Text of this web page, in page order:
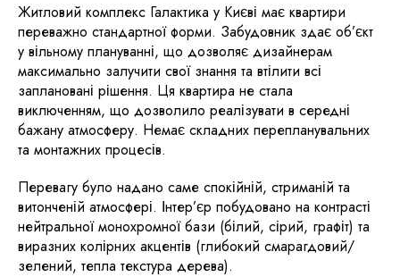
Житловий комплекс Галактика у Києві має квартири
переважно стандартної форми. Забудовник здає об’єкт
у вільному плануванні, що дозволяє дизайнерам
максимально залучити свої знання та втілити всі
заплановані рішення. Ця квартира не стала
виключенням, що дозволило реалізувати в середні
бажану атмосферу. Немає складних перепланувальних
та монтажних процесів.
Перевагу було надано саме спокійній, стриманій та
витонченій атмосфері. Інтер’єр побудовано на контрасті
нейтральної монохромної бази (білий, сірий, графіт) та
виразних колірних акцентів (глибокий смарагдовий/
зелений, тепла текстура дерева).